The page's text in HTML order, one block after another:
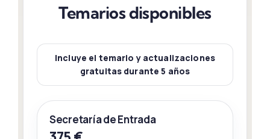
Temarios disponibles
Incluye el temario y actualizaciones
gratuitas durante 5 años
Secretaría de Entrada